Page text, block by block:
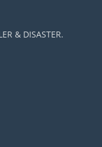
& DISASTER.